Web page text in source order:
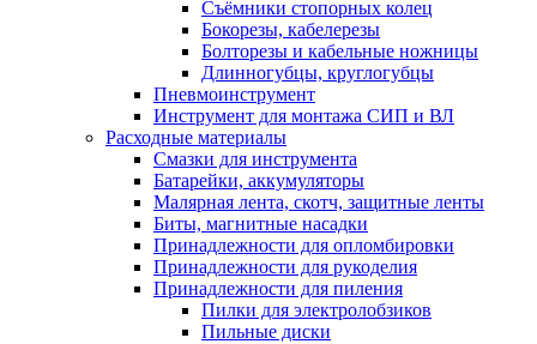
Съёмники стопорных колец
Бокорезы, кабелерезы
Болторезы и кабельные ножницы
Длинногубцы, круглогубцы
Пневмоинструмент
Инструмент для монтажа СИП и ВЛ
Расходные материалы
Смазки для инструмента
Батарейки, аккумуляторы
Малярная лента, скотч, защитные ленты
Биты, магнитные насадки
Принадлежности для опломбировки
Принадлежности для рукоделия
Принадлежности для пиления
Пилки для электролобзиков
Пильные диски